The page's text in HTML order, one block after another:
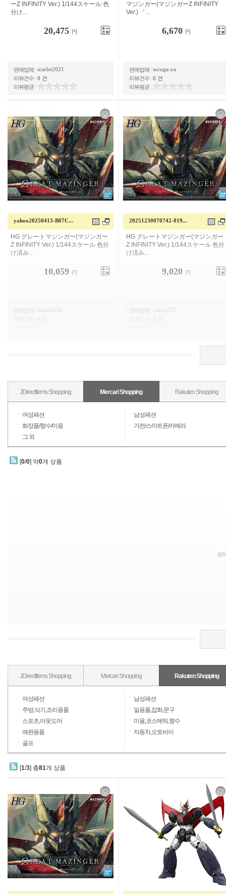
INFINITY Ver.) 1/144 스케일 색 분할
...
20,475 円
판매업체 scarlet2021
리뷰건수 0 건
리뷰평균
트 마징가 (마징가 Z INFINITY Ver.)
6,670 円
판매업체 suruga-ya
리뷰건수 0 건
리뷰평균
yahoo20250413-B07C...
HG 그레이트 마징가 (마징가 Z
INFINITY Ver.) 1/144 스케일 색으로
구분 ...
10,059 円
판매업체
kiiroihachi
20251230070742-019...
HG 그레이트 마징가 (마징가 Z
INFINITY Ver.) 1/144 스케일 색으로
구분 ...
9,020 円
판매업체
oimus725
JDirectItems Shopping Mercari Shopping Rakuten Shopping
여성패션
남성패션
화장품/향수/미용
가전/스마트폰/카메라
그 외
[0/0] 약0개 상품
JDirectItems Shopping Mercari Shopping Rakuten Shopping
여성패션
남성패션
주방,식기,조리용품
일용품,잡화,문구
스포츠,아웃도어
미용,코스메틱,향수
애완용품
자동차,오토바이
골프
[1/3] 총81개 상품